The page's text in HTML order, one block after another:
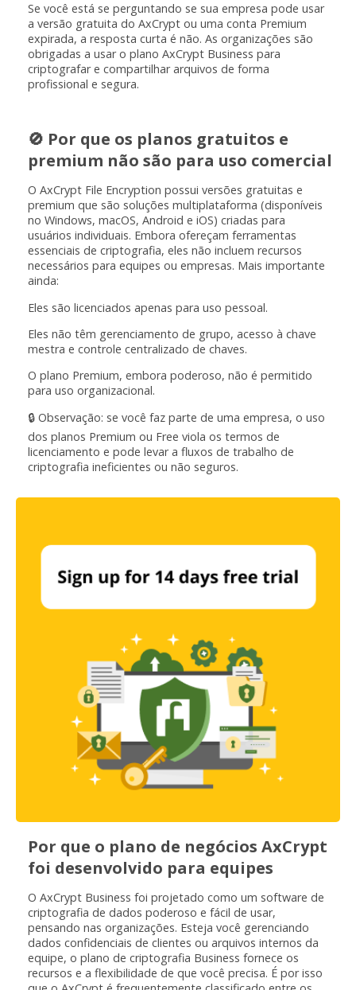
Se você está se perguntando se sua empresa pode usar
a versão gratuita do AxCrypt ou uma conta Premium
expirada, a resposta curta é não. As organizações são
obrigadas a usar o plano AxCrypt Business para
criptografar e compartilhar arquivos de forma
profissional e segura.
🚫 Por que os planos gratuitos e
premium não são para uso comercial
O AxCrypt File Encryption possui versões gratuitas e
premium que são soluções multiplataforma (disponíveis
no Windows, macOS, Android e iOS) criadas para
usuários individuais. Embora ofereçam ferramentas
essenciais de criptografia, eles não incluem recursos
necessários para equipes ou empresas. Mais importante
ainda:
Eles são licenciados apenas para uso pessoal.
Eles não têm gerenciamento de grupo, acesso à chave
mestra e controle centralizado de chaves.
O plano Premium, embora poderoso, não é permitido
para uso organizacional.
🔒 Observação: se você faz parte de uma empresa, o uso
dos planos Premium ou Free viola os termos de
licenciamento e pode levar a fluxos de trabalho de
criptografia ineficientes ou não seguros.
Por que o plano de negócios AxCrypt
foi desenvolvido para equipes
O AxCrypt Business foi projetado como um software de
criptografia de dados poderoso e fácil de usar,
pensando nas organizações. Esteja você gerenciando
dados confidenciais de clientes ou arquivos internos da
equipe, o plano de criptografia Business fornece os
recursos e a flexibilidade de que você precisa. É por isso